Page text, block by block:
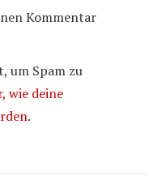
Kommentar
um Spam zu
wie deine
.